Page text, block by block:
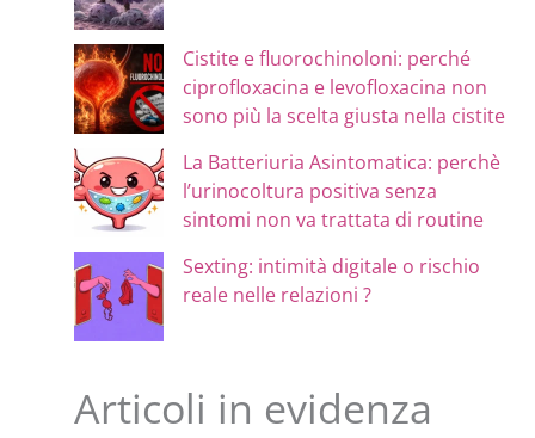
Cistite e fluorochinoloni: perché
ciprofloxacina e levofloxacina non
sono più la scelta giusta nella cistite
La Batteriuria Asintomatica: perchè
l’urinocoltura positiva senza
sintomi non va trattata di routine
Sexting: intimità digitale o rischio
reale nelle relazioni ?
Articoli in evidenza